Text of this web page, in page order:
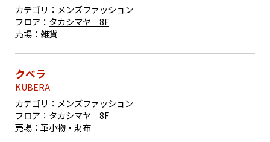
カテゴリ： メンズファッション
フロア： タカシマヤ 8F
売場： 雑貨
クベラ
KUBERA
カテゴリ： メンズファッション
フロア： タカシマヤ 8F
売場：革小物・財布